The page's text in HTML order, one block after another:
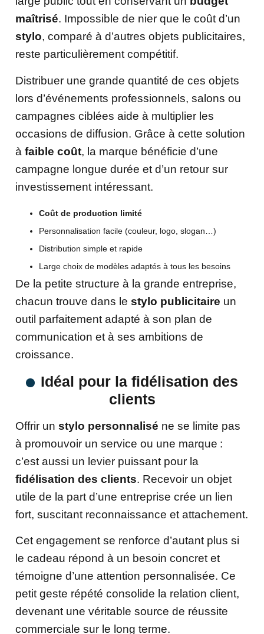
maîtrisé. Impossible de nier que le coût d’un
stylo, comparé à d’autres objets publicitaires,
reste particulièrement compétitif.
Distribuer une grande quantité de ces objets
lors d’événements professionnels, salons ou
campagnes ciblées aide à multiplier les
occasions de diffusion. Grâce à cette solution
à faible coût, la marque bénéficie d’une
campagne longue durée et d’un retour sur
investissement intéressant.
Coût de production limité
Personnalisation facile (couleur, logo, slogan…)
Distribution simple et rapide
Large choix de modèles adaptés à tous les besoins
De la petite structure à la grande entreprise,
chacun trouve dans le stylo publicitaire un
outil parfaitement adapté à son plan de
communication et à ses ambitions de
croissance.
Idéal pour la fidélisation des
clients
Offrir un stylo personnalisé ne se limite pas
à promouvoir un service ou une marque :
c’est aussi un levier puissant pour la
fidélisation des clients. Recevoir un objet
utile de la part d’une entreprise crée un lien
fort, suscitant reconnaissance et attachement.
Cet engagement se renforce d’autant plus si
le cadeau répond à un besoin concret et
témoigne d’une attention personnalisée. Ce
petit geste répété consolide la relation client,
devenant une véritable source de réussite
commerciale sur le long terme.